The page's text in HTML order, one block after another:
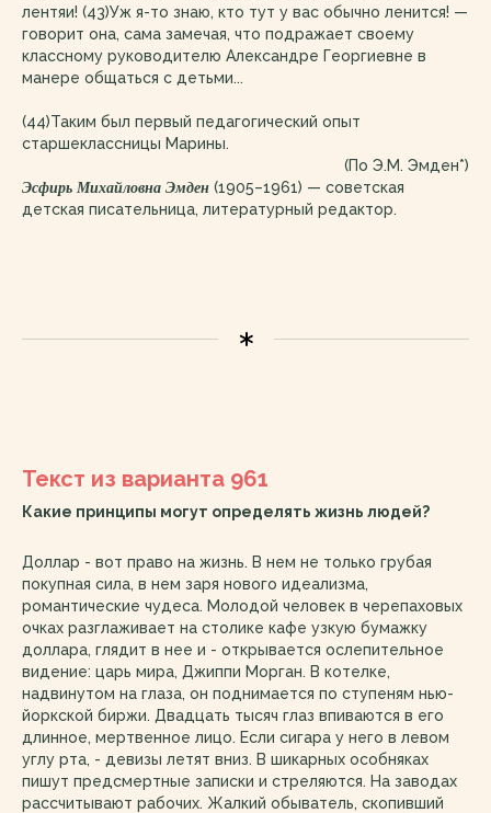
лентяи! (43)Уж я-то знаю, кто тут у вас обычно ленится! —
говорит она, сама замечая, что подражает своему
классному руководителю Александре Георгиевне в
манере общаться с детьми...
(44)Таким был первый педагогический опыт
старшеклассницы Марины.
(По Э.М. Эмден*)
Эсфирь Михайловна Эмден (1905–1961) — советская
детская писательница, литературный редактор.
Текст из варианта 961
Какие принципы могут определять жизнь людей?
Доллар - вот право на жизнь. В нем не только грубая
покупная сила, в нем заря нового идеализма,
романтические чудеса. Молодой человек в черепаховых
очках разглаживает на столике кафе узкую бумажку
доллара, глядит в нее и - открывается ослепительное
видение: царь мира, Джиппи Морган. В котелке,
надвинутом на глаза, он поднимается по ступеням нью-
йоркской биржи. Двадцать тысяч глаз впиваются в его
длинное, мертвенное лицо. Если сигара у него в левом
углу рта, - девизы летят вниз. В шикарных особняках
пишут предсмертные записки и стреляются. На заводах
рассчитывают рабочих. Жалкий обыватель, скопивший